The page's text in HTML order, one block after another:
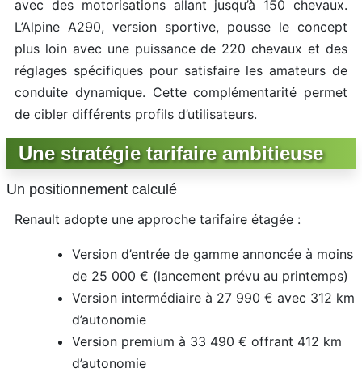
avec des motorisations allant jusqu’à 150 chevaux.
L’Alpine A290, version sportive, pousse le concept
plus loin avec une puissance de 220 chevaux et des
réglages spécifiques pour satisfaire les amateurs de
conduite dynamique. Cette complémentarité permet
de cibler différents profils d’utilisateurs.
Une stratégie tarifaire ambitieuse
Un positionnement calculé
Renault adopte une approche tarifaire étagée :
Version d’entrée de gamme annoncée à moins
de 25 000 € (lancement prévu au printemps)
Version intermédiaire à 27 990 € avec 312 km
d’autonomie
Version premium à 33 490 € offrant 412 km
d’autonomie